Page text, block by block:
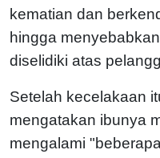
kematian dan
hingga
diselidiki atas
Setelah kecelakaan
mengatakan ibunya
mengalami